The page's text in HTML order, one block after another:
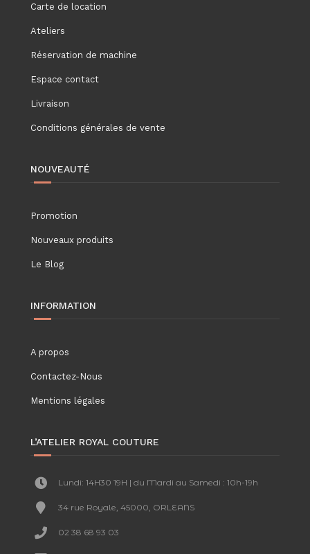
Carte de location
Ateliers
Réservation de machine
Espace contact
Livraison
Conditions générales de vente
NOUVEAUTÉ
Promotion
Nouveaux produits
Le Blog
INFORMATION
A propos
Contactez-Nous
Mentions légales
L’ATELIER ROYAL COUTURE
Lundi: 14H30 19H | du Mardi au Samedi : 10h-19h
34 rue Royale, 45000, ORLEANS
02 38 68 93 03